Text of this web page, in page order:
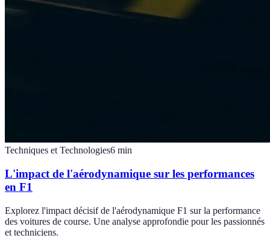
Techniques et Technologies6 min
L'impact de l'aérodynamique sur les performances
en F1
Explorez l'impact décisif de l'aérodynamique F1 sur la performance
des voitures de course. Une analyse approfondie pour les passionnés
et techniciens.